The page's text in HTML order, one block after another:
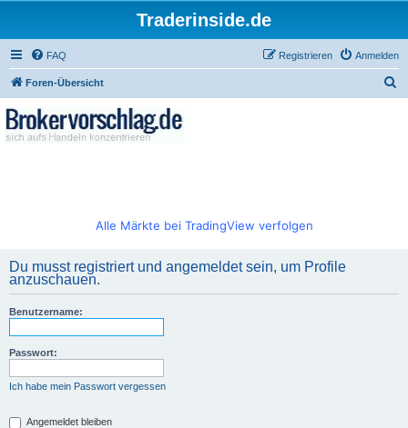
Traderinside.de
FAQ Anmelden
Registrieren
Foren-Übersicht
Alle Märkte bei TradingView verfolgen
Du musst registriert und angemeldet sein, um Profile
anzuschauen.
Benutzername:
Passwort:
Ich habe mein Passwort vergessen
Angemeldet bleiben